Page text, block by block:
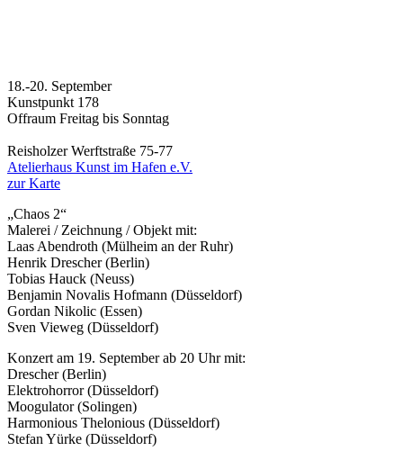
18.-20. September
Kunstpunkt 178
Offraum Freitag bis Sonntag
Reisholzer Werftstraße 75-77
Atelierhaus Kunst im Hafen e.V.
zur Karte
„Chaos 2“
Malerei / Zeichnung / Objekt mit:
Laas Abendroth (Mülheim an der Ruhr)
Henrik Drescher (Berlin)
Tobias Hauck (Neuss)
Benjamin Novalis Hofmann (Düsseldorf)
Gordan Nikolic (Essen)
Sven Vieweg (Düsseldorf)
Konzert am 19. September ab 20 Uhr mit:
Drescher (Berlin)
Elektrohorror (Düsseldorf)
Moogulator (Solingen)
Harmonious Thelonious (Düsseldorf)
Stefan Yürke (Düsseldorf)